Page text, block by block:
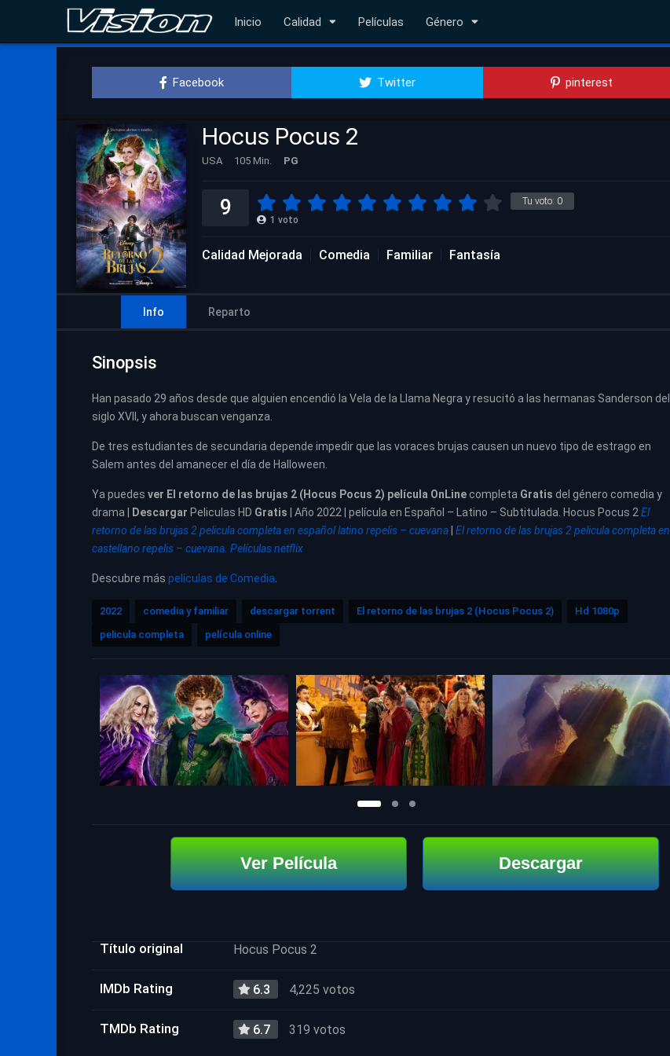
Inicio Calidad Películas Género
Facebook Twitter pinterest
Hocus Pocus 2
USA 105 Min. PG
Tu voto: 0
9 1 voto
Calidad Mejorada Comedia Familiar Fantasía
Info Reparto
Sinopsis
Han pasado 29 años desde que alguien encendió la Vela de la Llama Negra y resucitó a las hermanas Sanderson del
siglo XVII, y ahora buscan venganza.
De tres estudiantes de secundaria depende impedir que las voraces brujas causen un nuevo tipo de estrago en
Salem antes del amanecer el día de Halloween.
Ya puedes ver El retorno de las brujas 2 (Hocus Pocus 2) película OnLinecompleta Gratis del género comedia y
drama |
Descargar Peliculas HD Gratis | Año 2022 | película en Español – Latino – Subtitulada. Hocus Pocus 2 El
retorno de las brujas 2 pelicula completa en español latino repelis – cuevana El retorno de las brujas 2 pelicula completa en
castellano repelis – cuevana. Películas netflix
Descubre más películas de Comedia
2022 comedia y familiar descargar torrent El retorno de las brujas 2 (Hocus Pocus 2)
Hd 1080p
pelicula completa
película online
Ver Película Descargar
Título original Hocus Pocus 2
IMDb Rating 6.3 4,225 votos
TMDb Rating 6.7 319 votos